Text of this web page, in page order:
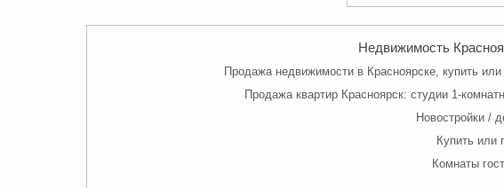
Недвижимость
Продажа недвижимости в Красноярске, купить
Продажа квартир Красноярск: студии 1-
Новостройки /
Купить или
Комнаты